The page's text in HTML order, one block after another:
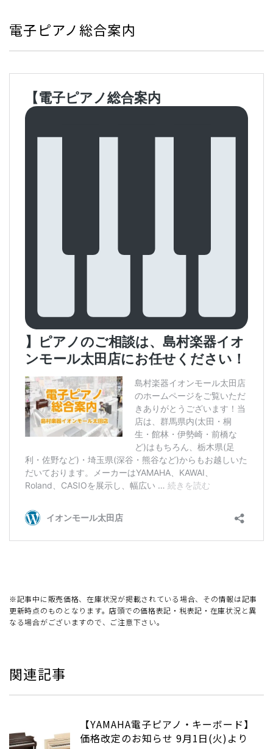
電子ピアノ総合案内
※記事中に販売価格、在庫状況が掲載されている場合、その情報は記事
更新時点のものとなります。店頭での価格表記・税表記・在庫状況と異
なる場合がございますので、ご注意下さい。
関連記事
【YAMAHA電子ピアノ・キーボード】
価格改定のお知らせ 9月1日(火)より